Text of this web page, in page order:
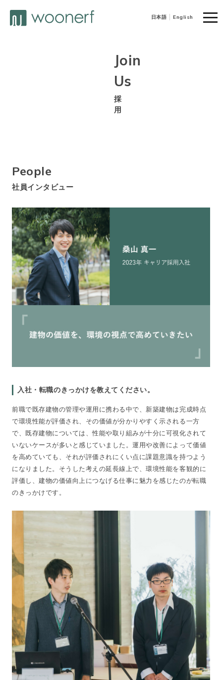
日本語 English
Join
Us
採
用
People
社員インタビュー
入社・転職のきっかけを教えてください。
前職で既存建物の管理や運用に携わる中で、新築建物は完成時点
で環境性能が評価され、その価値が分かりやすく示される一方
で、既存建物については、性能や取り組みが十分に可視化されて
いないケースが多いと感じていました。運用や改善によって価値
を高めていても、それが評価されにくい点に課題意識を持つよう
になりました。そうした考えの延長線上で、環境性能を客観的に
評価し、建物の価値向上につなげる仕事に魅力を感じたのが転職
のきっかけです。